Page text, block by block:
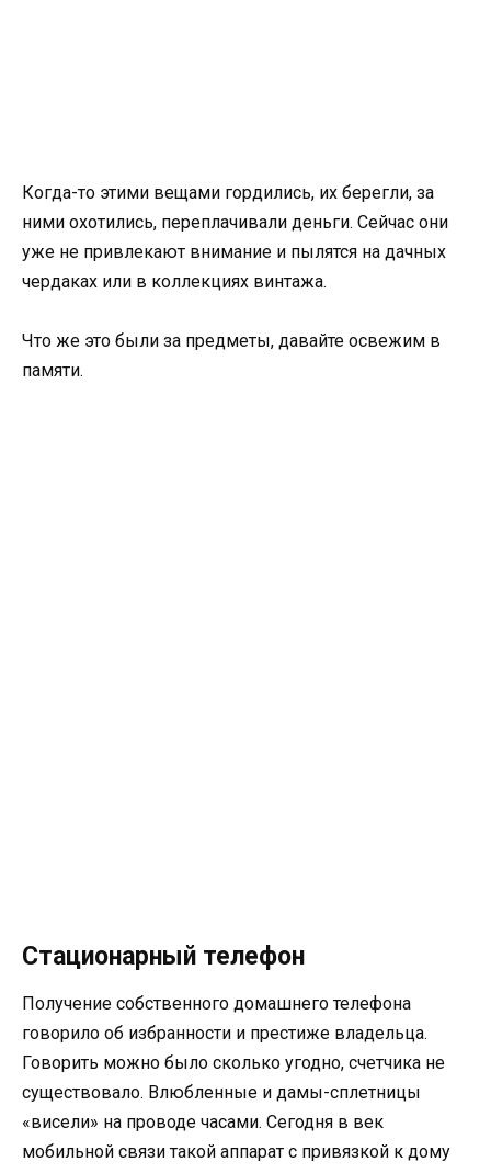
Когда-то этими вещами гордились, их берегли, за
ними охотились, переплачивали деньги. Сейчас они
уже не привлекают внимание и пылятся на дачных
чердаках или в коллекциях винтажа.
Что же это были за предметы, давайте освежим в
памяти.
Стационарный телефон
Получение собственного домашнего телефона
говорило об избранности и престиже владельца.
Говорить можно было сколько угодно, счетчика не
существовало. Влюбленные и дамы-сплетницы
«висели» на проводе часами. Сегодня в век
мобильной связи такой аппарат с привязкой к дому